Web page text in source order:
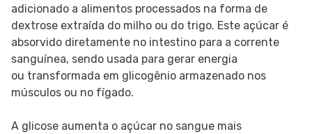
adicionado a alimentos processados ​​na forma de
dextrose extraída do milho ou do trigo. Este açúcar é
absorvido diretamente no intestino para a corrente
sanguínea, sendo usada para gerar energia
ou transformada em glicogênio armazenado nos
músculos ou no fígado.
A glicose aumenta o açúcar no sangue mais